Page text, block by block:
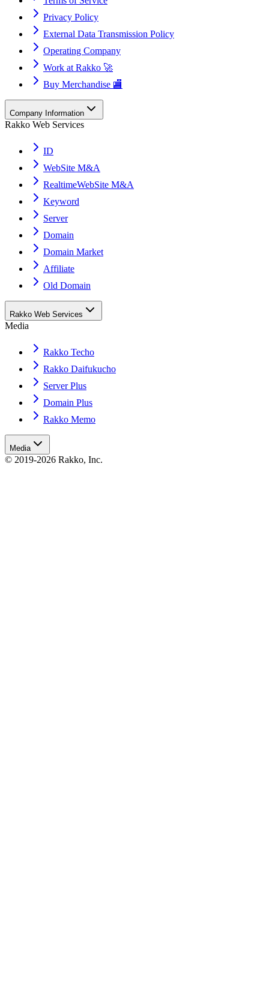
Privacy Policy
External Data Transmission Policy
Operating Company
Work at Rakko 🚀
Buy Merchandise 🏬
Company Information
Rakko Web Services
ID
WebSite M&A
RealtimeWebSite M&A
Keyword
Server
Domain
Domain Market
Affiliate
Old Domain
Rakko Web Services
Media
Rakko Techo
Rakko Daifukucho
Server Plus
Domain Plus
Rakko Memo
Media
© 2019-2026 Rakko, Inc.